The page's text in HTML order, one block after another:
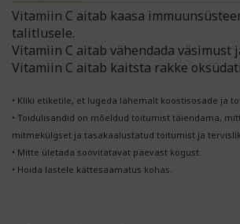
Vitamiin C aitab kaasa
talitlusele.
Vitamiin C aitab vähendada väsimust
Vitamiin C aitab kaitsta rakke
• Kliki etiketile, et lugeda lähemalt koostisosade ja
• Toidulisandid on mõeldud toitumist täiendama,
mitmekülgset ja tasakaalustatud toitumist ja
• Mitte ületada soovitatavat päevast kogust.
• Hoida lastele kättesaamatus kohas.